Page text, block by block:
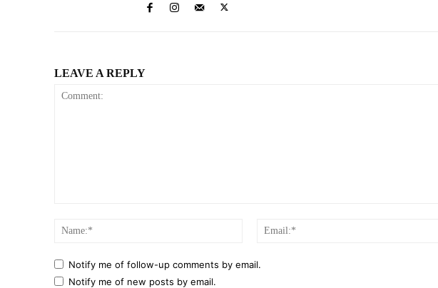
LEAVE A REPLY
Name:*
Notify me of follow-up comments by email.
Notify me of new posts by email.